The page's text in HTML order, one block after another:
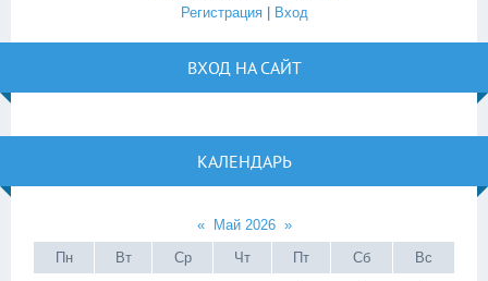
Регистрация| Вход
ВХОД НА САЙТ
КАЛЕНДАРЬ
« Май 2026 »
Пн
Вт Ср Чт Пт Сб Вс